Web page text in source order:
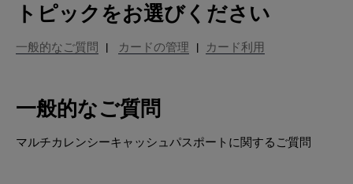
トピックをお選びください
一般的なご質問 | カードの管理 | カード利用
一般的なご質問
マルチカレンシーキャッシュパスポートに関するご質問